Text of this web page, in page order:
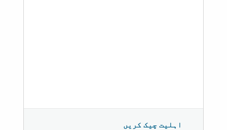
اہلیت چیک کریں